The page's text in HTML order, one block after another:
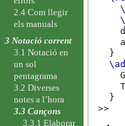
a
}
}
>>
2.4 Com llegir
els manuals
3 Notació corrent
3.1 Notació en
un sol
pentagrama
3.2 Diverses
notes a l’hora
3.3 Cançons
3.3.1 Elaborar